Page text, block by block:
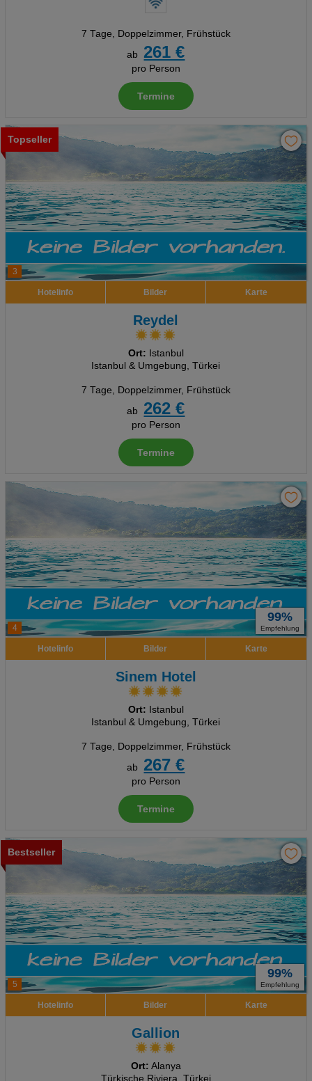
7 Tage, Doppelzimmer, Frühstück
ab
261 €
pro Person
Termine
3
Topseller
Hotelinfo Bilder Karte
Reydel
Ort: Istanbul
Istanbul & Umgebung, Türkei
7 Tage, Doppelzimmer, Frühstück
ab
262 €
pro Person
Termine
4
99%
Empfehlung
Hotelinfo Bilder Karte
Sinem Hotel
Ort: Istanbul
Istanbul & Umgebung, Türkei
7 Tage, Doppelzimmer, Frühstück
ab
267 €
pro Person
Termine
5
Bestseller
99%
Empfehlung
Hotelinfo Bilder Karte
Gallion
Ort: Alanya
Türkische Riviera, Türkei